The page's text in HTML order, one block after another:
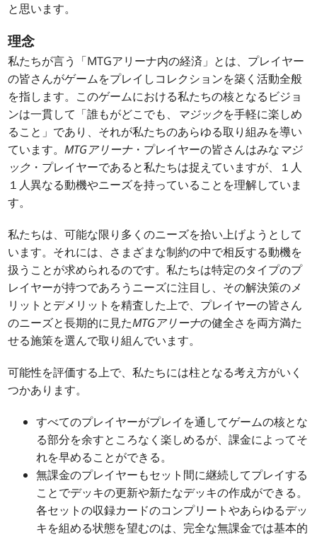
と思います。
理念
私たちが言う「MTGアリーナ内の経済」とは、プレイヤー
の皆さんがゲームをプレイしコレクションを築く活動全般
を指します。このゲームにおける私たちの核となるビジョ
ンは一貫して「誰もがどこでも、
マジックを手軽に楽しめ
ること」であり、それが私たちのあらゆる取り組みを導い
ています。MTGアリーナ・プレイヤーの皆さんはみなマジ
ック ・プレイヤーであると私たちは捉えていますが、１人
１人異なる動機やニーズを持っていることを理解していま
す。
私たちは、可能な限り多くのニーズを拾い上げようとして
います。それには、さまざまな制約の中で相反する動機を
扱うことが求められるのです。私たちは特定のタイプのプ
レイヤーが持つであろうニーズに注目し、その解決策のメ
リットとデメリットを精査した上で、プレイヤーの皆さん
のニーズと長期的に見たMTGアリーナの健全さを両方満た
せる施策を選んで取り組んでいます。
可能性を評価する上で、私たちには柱となる考え方がいく
つかあります。
すべてのプレイヤーがプレイを通してゲームの核とな
る部分を余すところなく楽しめるが、課金によってそ
れを早めることができる。
無課金のプレイヤーもセット間に継続してプレイする
ことでデッキの更新や新たなデッキの作成ができる。
各セットの収録カードのコンプリートやあらゆるデッ
キを組める状態を望むのは、完全な無課金では基本的